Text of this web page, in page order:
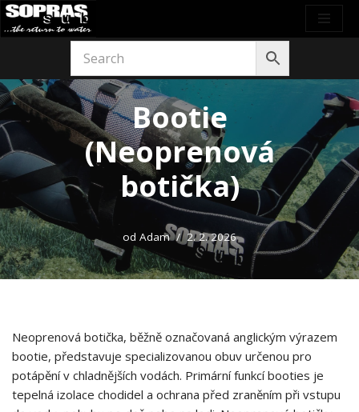
obsah
Bootie
(Neoprenová
botička)
od Adam 2. 2. 2026
Neoprenová botička, běžně označovaná anglickým výrazem
bootie, představuje specializovanou obuv určenou pro
potápění v chladnějších vodách. Primární funkcí booties je
tepelná izolace chodidel a ochrana před zraněním při vstupu